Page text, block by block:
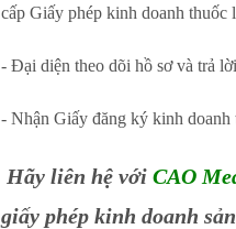
cấp Giấy phép kinh doanh thuốc
- Đại diện theo dõi hồ sơ và trả
- Nhận Giấy đăng ký kinh
Hãy liên hệ với CAO
giấy phép kinh doanh